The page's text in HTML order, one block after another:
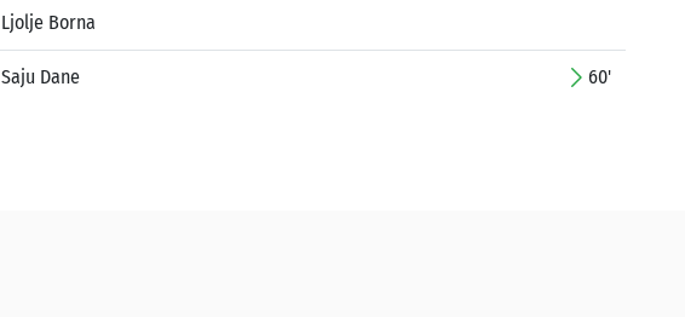
Ljolje Borna
Saju Dane 60'